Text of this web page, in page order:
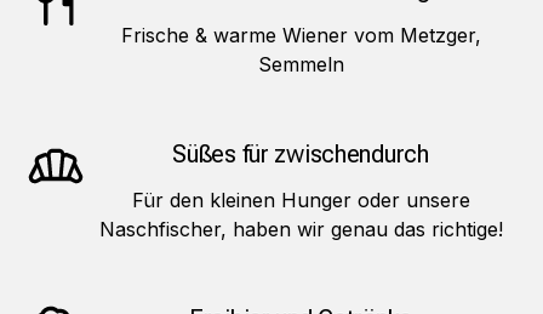
Frische & warme Wiener vom Metzger,
Semmeln
Süßes für zwischendurch
Für den kleinen Hunger oder unsere
Naschfischer, haben wir genau das richtige!